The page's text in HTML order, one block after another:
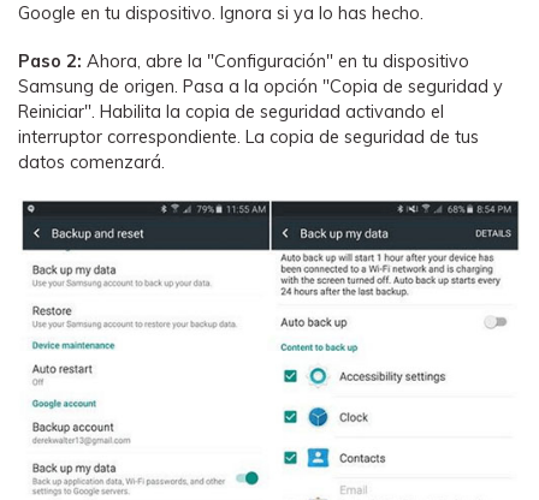
Google en tu dispositivo. Ignora si ya lo has hecho.
Paso 2: Ahora, abre la "Configuración" en tu dispositivo
Samsung de origen. Pasa a la opción "Copia de seguridad y
Reiniciar". Habilita la copia de seguridad activando el
interruptor correspondiente. La copia de seguridad de tus
datos comenzará.